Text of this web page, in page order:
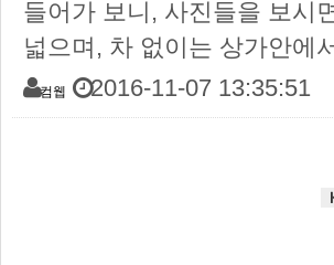
들어가 보니, 사진들을 보시
넓으며, 차 없이는 상가안에
컴웹 2016-11-07 13:35:51